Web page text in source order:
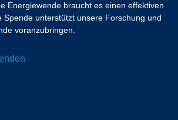
Energiewende braucht es einen effektiven
Spende unterstützt unsere Forschung und
voranzubringen.